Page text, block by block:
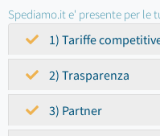
Spediamo.it e' presente per le
1) Tariffe
2) Trasparenza
3) Partner